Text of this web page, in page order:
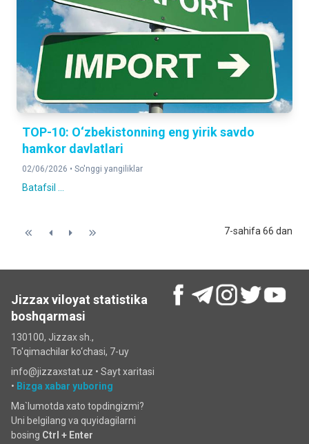
TOP-10: O‘zbekistonning eng yirik savdo
hamkor davlatlari
02/06/2026 • So'nggi yangiliklar
Batafsil ...
7-sahifa 66 dan
Jizzax viloyat statistika
boshqarmasi
130100, Jizzax sh.,
To'qimachilar ko‘chаsi, 7-uy
info@jizzaxstat.uz • Sayt xaritasi
• Bizga xabar yuboring
Ma`lumotda xato topdingizmi?
Uni belgilang va quyidagilarni
bosing Ctrl + Enter